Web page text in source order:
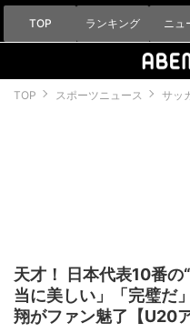
TOP ランキング ニュ
TOP スポーツニュース サッ
天才！ 日本代表10番の
当に美しい」「完璧だ
翔がファン魅了【U20